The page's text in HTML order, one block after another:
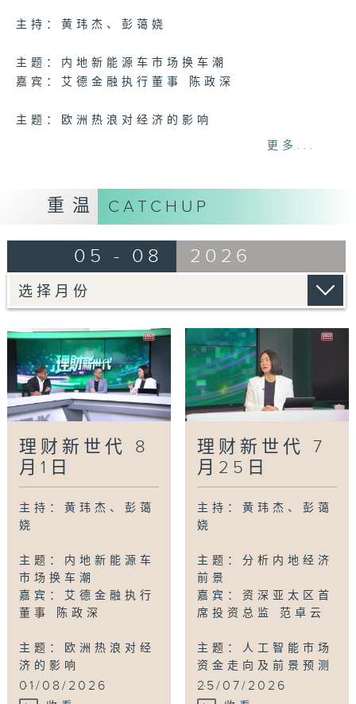
主持：黄玮杰、彭蔼娆
主题：内地新能源车市场换车潮
嘉宾：艾德金融执行董事 陈政深
主题：欧洲热浪对经济的影响
嘉宾：法国外贸银行亚太区高级经济学家 吴卓
Tag: 理财 金融 , 黄金 , 股市,货币
更多...
重温 CATCHUP
05 - 08 2026
理财新世代 8
月1日
主持：黄玮杰、彭蔼
娆
主题：内地新能源车
市场换车潮
嘉宾：艾德金融执行
董事 陈政深
主题：欧洲热浪对经
济的影响
...
01/08/2026
理财新世代 7
月25日
主持：黄玮杰、彭蔼
娆
主题：分析内地经济
前景
嘉宾：资深亚太区首
席投资总监 范卓云
主题：人工智能市场
资金走向及前景预测
...
25/07/2026